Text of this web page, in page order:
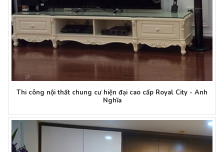
Thi công nội thất chung cư hiện đại cao cấp Royal City - Anh
Nghĩa